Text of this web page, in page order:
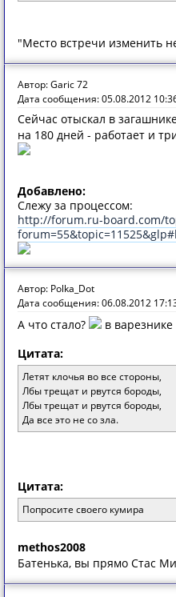
"Место встречи изменить
Автор: Garic 72
Дата сообщения: 05.08.2012
Сейчас отыскал в
на 180 дней - работает и
Добавлено:
Слежу за процессом:
http://forum.ru-board.com/
Автор: Polka_Dot
Дата сообщения: 06.08.2012
А что стало?
в
Цитата:
Летят клочья во все стороны,
Лбы трещат и рвутся бороды,
Лбы трещат и рвутся бороды,
Да все это не со зла.
Цитата:
Попросите своего кумира
methos2008
Батенька, вы прямо Стас